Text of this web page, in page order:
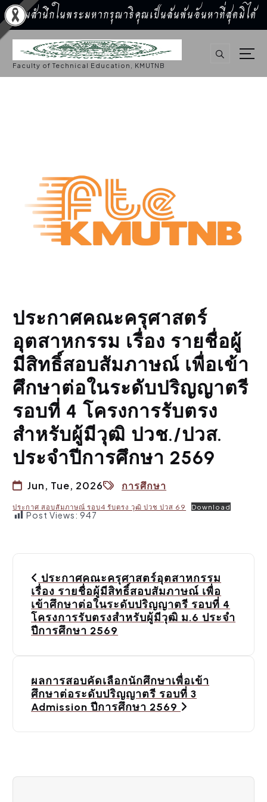
น้อมสำนึกในพระมหากรุณาธิคุณเป็นล้นพ้นอันหาที่สุดมิได้
S
k
o
Faculty of Technical Education, KMUTNB
ประกาศคณะครุศาสตร์
อุตสาหกรรม เรื่อง รายชื่อผู้
มีสิทธิ์สอบสัมภาษณ์ เพื่อเข้า
ศึกษาต่อในระดับปริญญาตรี
รอบที่ 4 โครงการรับตรง
สำหรับผู้มีวุฒิ ปวช./ปวส.
ประจำปีการศึกษา 2569
Jun, Tue, 2026 การศึกษา
ประกาศ สอบสัมภาษณ์ รอบ4 รับตรง วุฒิ ปวช ปวส 69 Download
Post Views: 947
a
ประกาศคณะครุศาสตร์อุตสาหกรรม
เรื่อง รายชื่อผู้มีสิทธิ์สอบสัมภาษณ์ เพื่อ
เข้าศึกษาต่อในระดับปริญญาตรี รอบที่ 4
โครงการรับตรงสำหรับผู้มีวุฒิ ม.6 ประจำ
ปีการศึกษา 2569
ผลการสอบคัดเลือกนักศึกษาเพื่อเข้า
ศึกษาต่อระดับปริญญาตรี รอบที่ 3
Admission ปีการศึกษา 2569